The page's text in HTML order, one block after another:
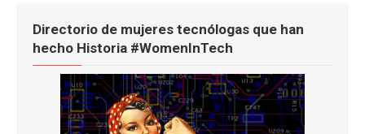
Directorio de mujeres tecnólogas que han
hecho Historia #WomenInTech